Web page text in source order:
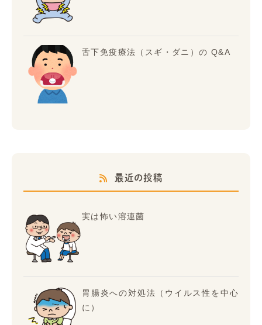
舌下免疫療法（スギ・ダニ）の Q&A
最近の投稿
実は怖い溶連菌
胃腸炎への対処法（ウイルス性を中心
に）